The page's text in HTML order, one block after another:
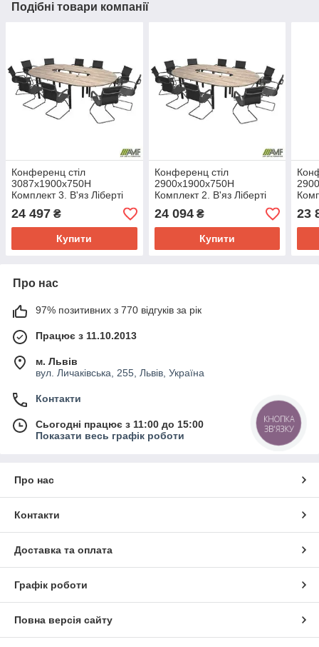
Подібні товари компанії
Конференц стіл
3087х1900х750Н
Комплект 3. В'яз Ліберті
Димчастий. Чорний графіт
24 497 ₴
Купити
Конференц стіл
2900х1900х750Н
Комплект 2. В'яз Ліберті
Димчастий. Чорний графіт
24 094₴
Купити
23
Про нас
97% позитивних з 770 відгуків за рік
Працює з 11.10.2013
м. Львів
вул. Личаківська, 255, Львів, Україна
Контакти
Сьогодні працює з 11:00 до 15:00
Показати весь графік роботи
Про нас
Контакти
Доставка та оплата
Графік роботи
Повна версія сайту
КНОПКА
ЗВ'ЯЗКУ